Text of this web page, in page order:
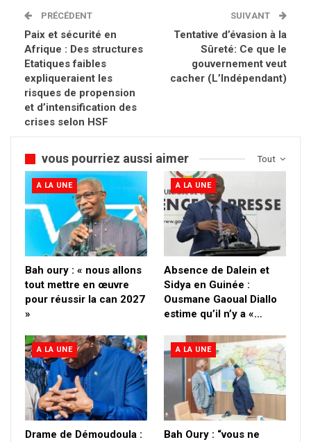
PRÉCÉDENT
Paix et sécurité en
Afrique : Des structures
Etatiques faibles
expliqueraient les
risques de propension
et d’intensification des
crises selon HSF
SUIVANT
Tentative d’évasion à la
Sûreté: Ce que le
gouvernement veut
cacher (L’Indépendant)
Tout
vous pourriez aussi aimer
A LA UNE
Bah oury : « nous allons
tout mettre en œuvre
pour réussir la can 2027
»
A LA UNE
Absence de Dalein et
Sidya en Guinée :
Ousmane Gaoual Diallo
estime qu’il n’y a «…
A LA UNE
Drame de Démoudoula :
A LA UNE
Bah Oury : “vous ne